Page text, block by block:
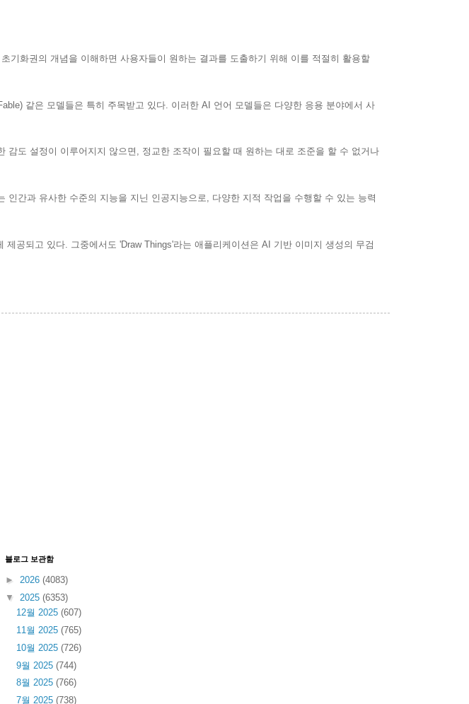
기화권의 개념을 이해하면 사용자들이 원하는 결과를 도출하기 위해 이를 적절히 활용할
같은 모델들은 특히 주목받고 있다. 이러한 AI 언어 모델들은 다양한 응용 분야에서 사
도 설정이 이루어지지 않으면, 정교한 조작이 필요할 때 원하는 대로 조준을 할 수 없거나
간과 유사한 수준의 지능을 지닌 인공지능으로, 다양한 지적 작업을 수행할 수 있는 능력
공되고 있다. 그중에서도 'Draw Things'라는 애플리케이션은 AI 기반 이미지 생성의 무검
블로그 보관함
► 2026 (4083)
▼ 2025 (6353)
12월 2025 (607)
11월 2025 (765)
10월 2025 (726)
9월 2025 (744)
8월 2025 (766)
7월 2025 (738)